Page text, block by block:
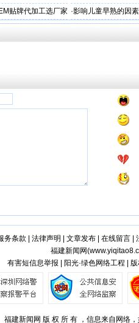
答案
贴牌代加工选厂家 ·影响儿童早熟的因
代工厂
务条款 法律声明 文章发布| 在线留言|
福建新闻网(
有害短信息举报 | 阳光·绿色网络工程 |
福建新闻网 版 权 所 有 ，信息来自网络